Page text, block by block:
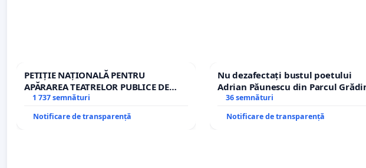
PETIȚIE NAȚIONALĂ PENTRU
APĂRAREA TEATRELOR PUBLICE DE
REPERTORIU DIN ROMÂNIA
1 737 semnături
Notificare de transparență
Nu dezafectați bustul poetului
Adrian Păunescu din Parcul
Icoanei! Stop cenzurii culturale!
36 semnături
Notificare de transparență